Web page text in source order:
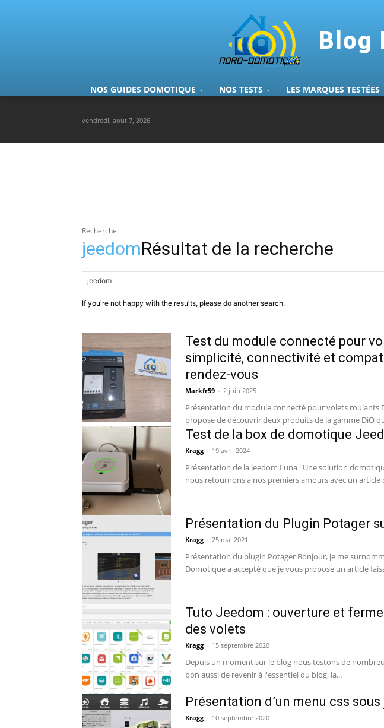
Blog
NOS GUIDES DOMOTIQUE NOS TESTS LES MARQUES TESTÉES
vendredi, août 7, 2026
Recherche
jeedomRésultat de la recherche
If you're not happy with the results, please do another search.
Test du module connecté pour
simplicité, connectivité et
rendez-vous
Markfr59 - 2 juin 2025
Présentation du module connecté pour volets roulants
propose de découvrir deux produits de la gamme DiO
Test de la box de domotique
Kragg - 19 avril 2024
Présentation de la Jeedom Luna : Une solution
nous retournons à nos premiers amours avec un article
Présentation du Plugin Potager
Kragg - 25 mai 2021
Présentation du plugin Potager Bonjour, je me
Domotique a accepté que je vous propose un article
Tuto Jeedom : ouverture et
des volets
Kragg - 15 septembre 2020
Depuis un moment sur le blog nous testons de
bon aussi de revenir à l'essentiel du blog, la...
Présentation d’un menu css
Kragg - 10 septembre 2020